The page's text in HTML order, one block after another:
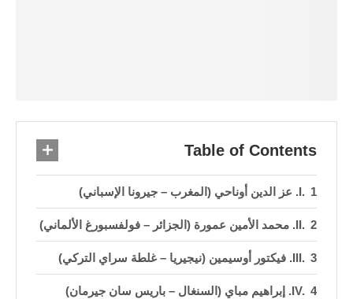
Table of Contents
1. عز الدين أوناحي (المغرب – جيرونا الإسباني)
2. محمد الأمين عمورة (الجزائر – فولفسبورغ الألماني)
3. فيكتور أوسيمين (نيجيريا – غلطة سراي التركي)
4. إبراهيم مباي (السنغال – باريس سان جيرمان)